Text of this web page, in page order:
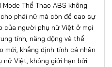
Thể Thao ABS không
phái nữ mà còn đề cao sự
của người phụ nữ Việt ở mọi
tính, năng động và thể
mới, khẳng định tính cá nhân
Việt, không giới hạn bởi